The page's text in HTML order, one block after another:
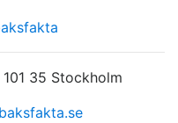
35 Stockholm